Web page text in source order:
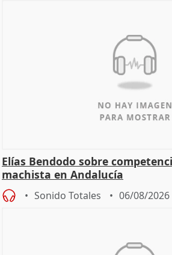
Elías Bendodo sobre
machista en Andalucía
Sonido Totales 06/08/2026